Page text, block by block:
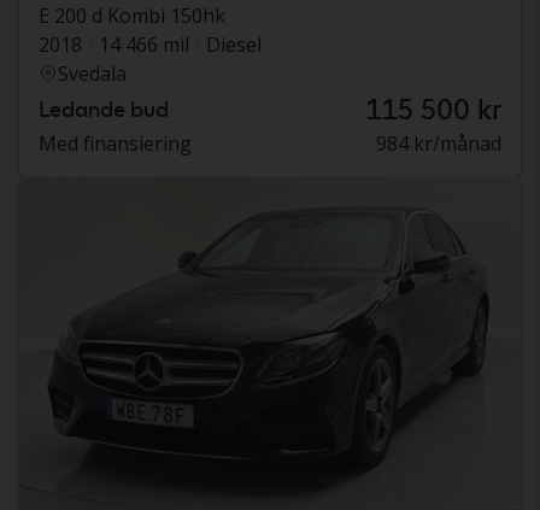
E 200 d Kombi 150hk
2018
14 466 mil
Diesel
Svedala
Ledande bud 115 500 kr
Med finansiering 984 kr/månad